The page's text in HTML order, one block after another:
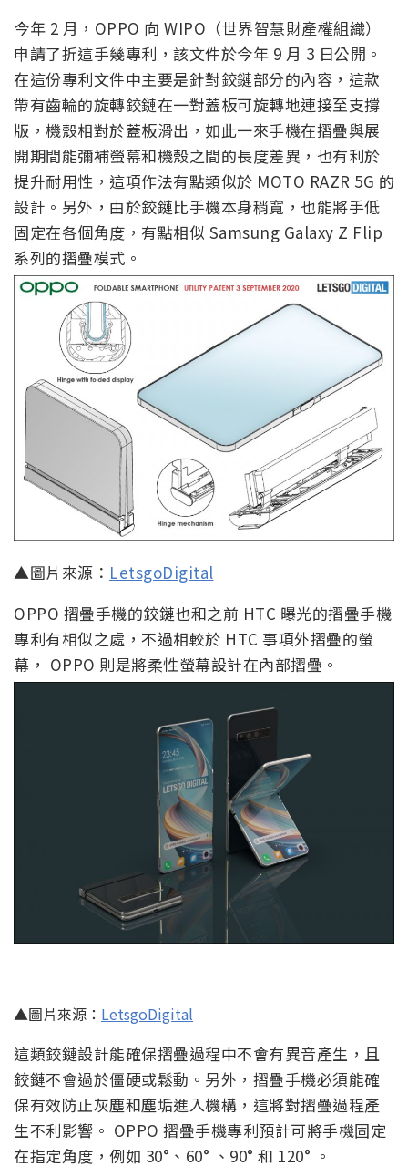
今年 2 月，OPPO 向 WIPO（世界智慧財產權組織）
申請了折這手幾專利，該文件於今年 9 月 3 日公開。
在這份專利文件中主要是針對鉸鏈部分的內容，這款
帶有齒輪的旋轉鉸鏈在一對蓋板可旋轉地連接至支撐
版，機殼相對於蓋板滑出，如此一來手機在摺疊與展
開期間能彌補螢幕和機殼之間的長度差異，也有利於
提升耐用性，這項作法有點類似於 MOTO RAZR 5G 的
設計。另外，由於鉸鏈比手機本身稍寬，也能將手低
固定在各個角度，有點相似 Samsung Galaxy Z Flip
系列的摺疊模式。
▲圖片來源： LetsgoDigital
OPPO 摺疊手機的鉸鏈也和之前 HTC 曝光的摺疊手機
專利有相似之處，不過相較於 HTC 事項外摺疊的螢
幕， OPPO 則是將柔性螢幕設計在內部摺疊。
▲圖片來源： LetsgoDigital
這類鉸鏈設計能確保摺疊過程中不會有異音產生，且
鉸鏈不會過於僵硬或鬆動。另外，摺疊手機必須能確
保有效防止灰塵和塵垢進入機構，這將對摺疊過程產
生不利影響。 OPPO 摺疊手機專利預計可將手機固定
在指定角度，例如 30°、60° 、90° 和 120° 。